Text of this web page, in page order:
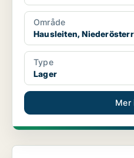
Område
Hausleiten,
Type
Lager
Mer